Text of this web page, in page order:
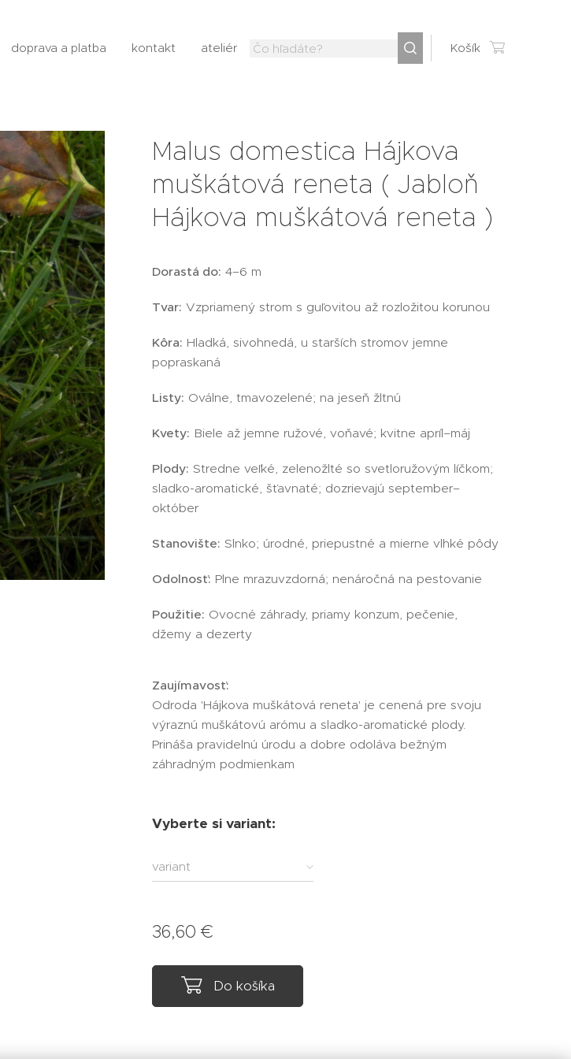
doprava a platba kontakt ateliér Košík
Malus domestica Hájkova
muškátová reneta ( Jabloň
Hájkova muškátová reneta )
Dorastá do: 4–6 m
Tvar: Vzpriamený strom s guľovitou až rozložitou korunou
Kôra: Hladká, sivohnedá, u starších stromov jemne
popraskaná
Listy: Oválne, tmavozelené; na jeseň žltnú
Kvety: Biele až jemne ružové, voňavé; kvitne apríl–máj
Plody: Stredne veľké, zelenožlté so svetloružovým líčkom;
sladko-aromatické, šťavnaté; dozrievajú september–
október
Stanovište: Slnko; úrodné, priepustné a mierne vlhké pôdy
Odolnosť: Plne mrazuvzdorná; nenáročná na pestovanie
Použitie: Ovocné záhrady, priamy konzum, pečenie,
džemy a dezerty
Zaujímavosť:
Odroda 'Hájkova muškátová reneta' je cenená pre svoju
výraznú muškátovú arómu a sladko-aromatické plody.
Prináša pravidelnú úrodu a dobre odoláva bežným
záhradným podmienkam
Vyberte si variant:
variant
36,60 €
Do košíka